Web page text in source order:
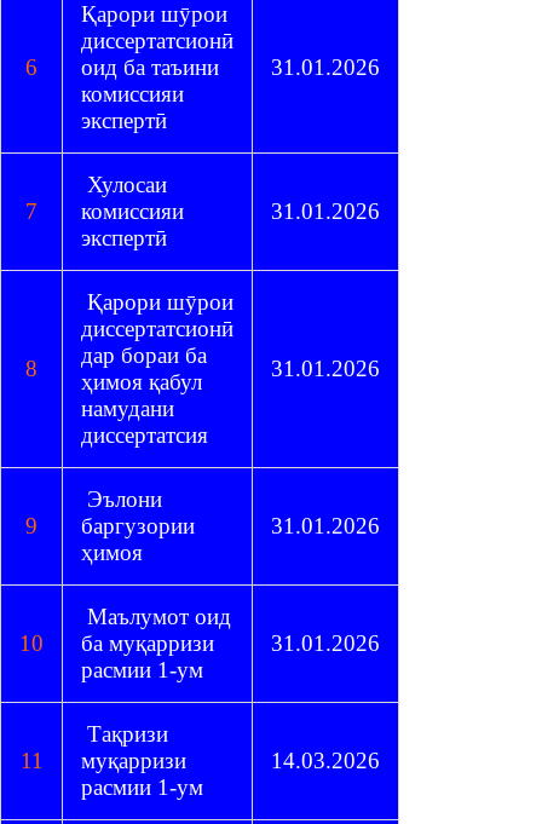
6
Қарори шӯрои
диссертатсионӣ
оид ба таъини
комиссияи
экспертӣ
31.01.2026
7
Хулосаи
комиссияи
экспертӣ
31.01.2026
8
Қарори шӯрои
диссертатсионӣ
дар бораи ба
ҳимоя қабул
намудани
диссертатсия
31.01.2026
9
Эълони
баргузории
ҳимоя
31.01.2026
10
Маълумот оид
ба муқарризи
расмии 1-ум
31.01.2026
11
Тақризи
муқарризи
расмии 1-ум
14.03.2026